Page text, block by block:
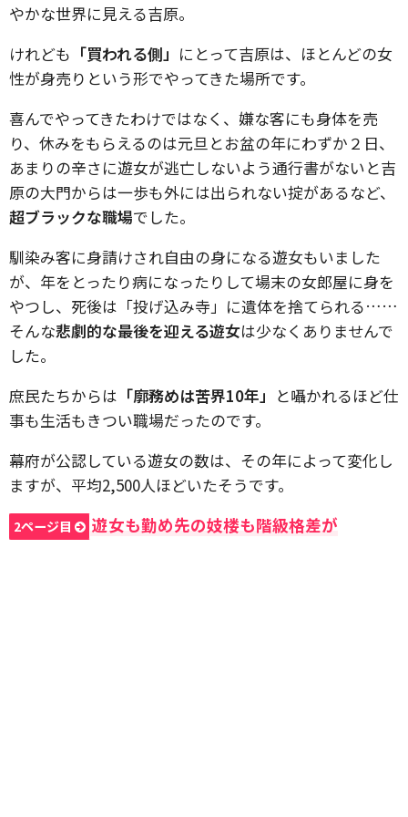
やかな世界に見える吉原。
けれども 「買われる側」 にとって吉原は、ほとんどの女
性が身売りという形でやってきた場所です。
喜んでやってきたわけではなく、嫌な客にも身体を売
り、休みをもらえるのは元旦とお盆の年にわずか２日、
あまりの辛さに遊女が逃亡しないよう通行書がないと吉
原の大門からは一歩も外には出られない掟があるなど、
超ブラックな職場でした。
馴染み客に身請けされ自由の身になる遊女もいました
が、年をとったり病になったりして場末の女郎屋に身を
やつし、死後は「投げ込み寺」に遺体を捨てられる……
そんな悲劇的な最後を迎える遊女は少なくありませんで
した。
庶民たちからは 「廓務めは苦界10年」 と囁かれるほど仕
事も生活もきつい職場だったのです。
幕府が公認している遊女の数は、その年によって変化し
ますが、平均2,500人ほどいたそうです。
2ページ目 遊女も勤め先の妓楼も階級格差が